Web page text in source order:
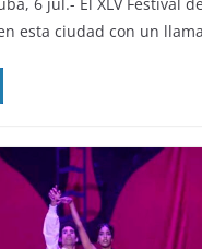
6 jul.- El XLV Festival
esta ciudad con un